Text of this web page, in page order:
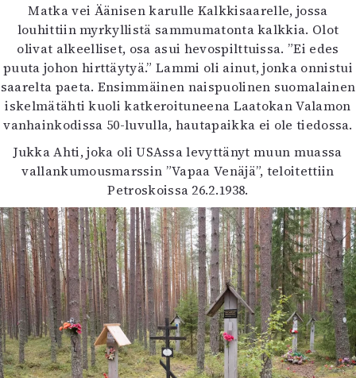
Matka vei Äänisen karulle Kalkkisaarelle, jossa
louhittiin myrkyllistä sammumatonta kalkkia. Olot
olivat alkeelliset, osa asui hevospilttuissa. ”Ei edes
puuta johon hirttäytyä.” Lammi oli ainut, jonka onnistui
saarelta paeta. Ensimmäinen naispuolinen suomalainen
iskelmätähti kuoli katkeroituneena Laatokan Valamon
vanhainkodissa 50-luvulla, hautapaikka ei ole tiedossa.
Jukka Ahti, joka oli USAssa levyttänyt muun muassa
vallankumousmarssin ”Vapaa Venäjä”, teloitettiin
Petroskoissa 26.2.1938.